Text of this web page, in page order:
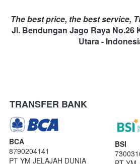
The best price, the best service,
Jl. Bendungan Jago Raya No.26
Utara -
TRANSFER BANK
BCA
8790204141
PT YM JELAJAH DUNIA
BSI